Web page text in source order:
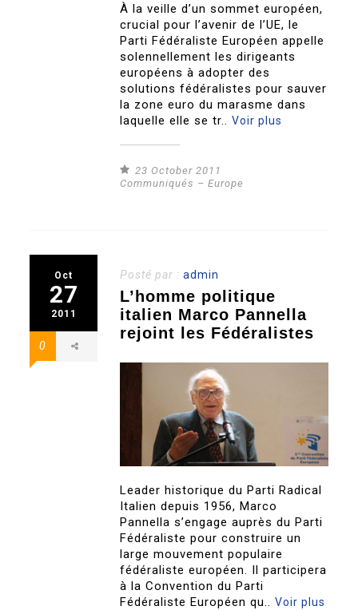
À la veille d’un sommet européen,
crucial pour l’avenir de l’UE, le
Parti Fédéraliste Européen appelle
solennellement les dirigeants
européens à adopter des
solutions fédéralistes pour sauver
la zone euro du marasme dans
laquelle elle se tr..Voir plus
23 October 2011
Communiqués – Europe
Oct
27
2011
0
Posté par :admin
L’homme politique
italien Marco Pannella
rejoint les Fédéralistes
Leader historique du Parti Radical
Italien depuis 1956, Marco
Pannella s’engage auprès du Parti
Fédéraliste pour construire un
large mouvement populaire
fédéraliste européen. Il participera
à la Convention du Parti
Fédéraliste Européen qu..Voir plus